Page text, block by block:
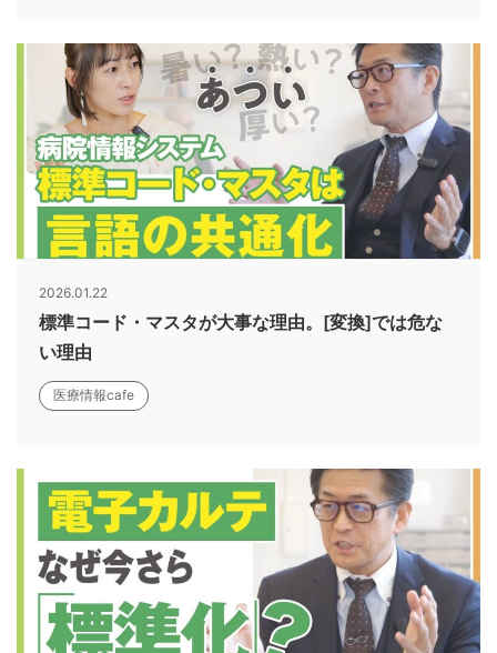
2026.01.22
標準コード・マスタが大事な理由。[変換]では危な
い理由
医療情報cafe